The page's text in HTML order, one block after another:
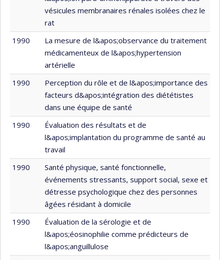
vésicules membranaires rénales isolées chez le
rat
1990
La mesure de l&apos;observance du traitement
médicamenteux de l&apos;hypertension
artérielle
1990
Perception du rôle et de l&apos;importance des
facteurs d&apos;intégration des diététistes
dans une équipe de santé
1990
Évaluation des résultats et de
l&apos;implantation du programme de santé au
travail
1990
Santé physique, santé fonctionnelle,
événements stressants, support social, sexe et
détresse psychologique chez des personnes
âgées résidant à domicile
1990
Évaluation de la sérologie et de
l&apos;éosinophilie comme prédicteurs de
l&apos;anguillulose